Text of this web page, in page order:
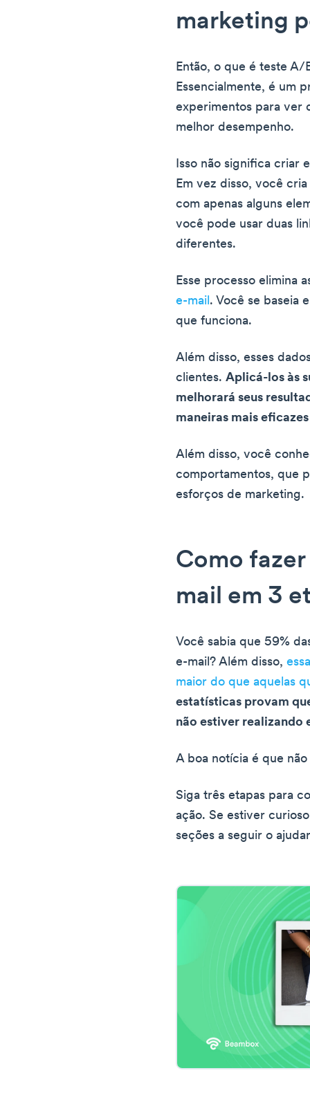
marketing
Então, o que é teste A/
Essencialmente, é um
experimentos para ver
melhor desempenho.
Isso não significa criar
Em vez disso, você
com apenas alguns
você pode usar duas
diferentes.
Esse processo elimina
e-mail. Você se baseia
que funciona.
Além disso, esses
clientes.Aplicá-los às
melhorará seus
maneiras mais
Além disso, você
comportamentos, que
esforços de marketing.
Como
mail em 3
Você sabia que 59%
e-mail? Além disso,
maior do que aquelas
estatísticas provam
não estiver realizando
A boa notícia é que
Siga três etapas para
ação. Se estiver
seções a seguir o